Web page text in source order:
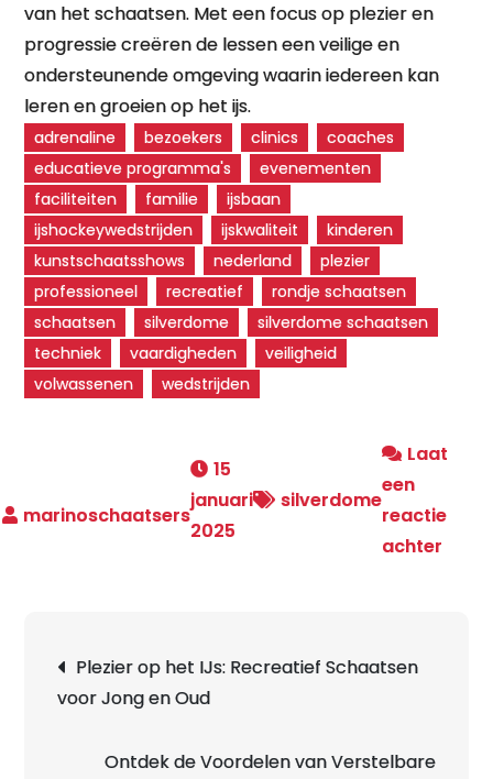
van het schaatsen. Met een focus op plezier en
progressie creëren de lessen een veilige en
ondersteunende omgeving waarin iedereen kan
leren en groeien op het ijs.
adrenaline bezoekers clinics
coaches
educatieve programma's
evenementen
faciliteiten
familie
ijsbaan
ijshockeywedstrijden
ijskwaliteit
kinderen
kunstschaatsshows
nederland
plezier
professioneel
recreatief
rondje schaatsen
schaatsen
silverdome
silverdome schaatsen
techniek
vaardigheden
veiligheid
volwassenen
wedstrijden
15
januari
2025
silverdome
Laat
een
reactie
achter
Plezier op het IJs: Recreatief Schaatsen
voor Jong en Oud
Ontdek de Voordelen van Verstelbare